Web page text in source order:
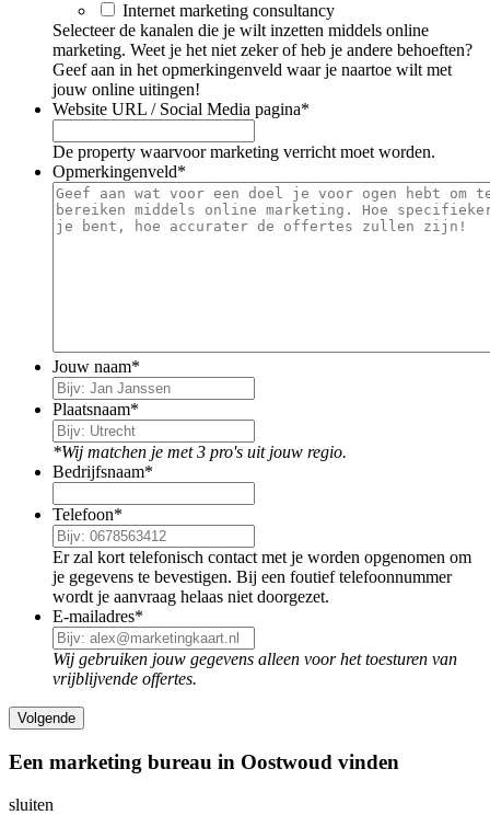
Internet marketing consultancy
Selecteer de kanalen die je wilt inzetten middels online
marketing. Weet je het niet zeker of heb je andere behoeften?
Geef aan in het opmerkingenveld waar je naartoe wilt met
jouw online uitingen!
Website URL / Social Media pagina*
De property waarvoor marketing verricht moet worden.
Opmerkingenveld*
Jouw naam*
Plaatsnaam*
*Wij matchen je met 3 pro's uit jouw regio.
Bedrijfsnaam*
Telefoon*
Er zal kort telefonisch contact met je worden opgenomen om
je gegevens te bevestigen. Bij een foutief telefoonnummer
wordt je aanvraag helaas niet doorgezet.
E-mailadres*
Wij gebruiken jouw gegevens alleen voor het toesturen van
vrijblijvende offertes.
Een marketing bureau in Oostwoud vinden
sluiten